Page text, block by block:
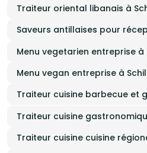
Traiteur oriental libanais à
Saveurs antillaises pour
Menu vegetarien entreprise à
Menu vegan entreprise à
Traiteur cuisine barbecue et
Traiteur cuisine
Traiteur cuisine cuisine